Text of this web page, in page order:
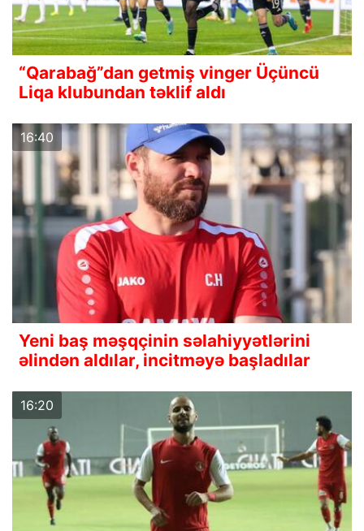
“Qarabağ”dan getmiş vinger Üçüncü
Liqa klubundan təklif aldı
16:40
Yeni baş məşqçinin səlahiyyətlərini
əlindən aldılar, incitməyə başladılar
16:20